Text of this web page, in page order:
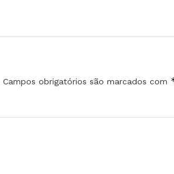
Campos obrigatórios são marcados com